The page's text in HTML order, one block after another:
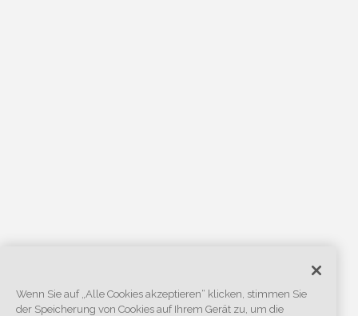
Wenn Sie auf „Alle Cookies akzeptieren“ klicken, stimmen Sie
der Speicherung von Cookies auf Ihrem Gerät zu, um die